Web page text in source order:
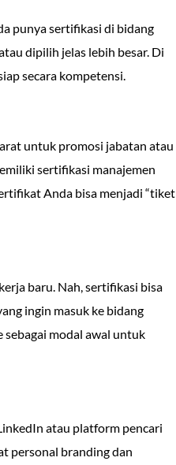
punya sertifikasi di bidang
dipilih jelas lebih besar. Di
secara kompetensi.
untuk promosi jabatan atau
sertifikasi manajemen
Anda bisa menjadi “tiket
baru. Nah, sertifikasi bisa
ingin masuk ke bidang
modal awal untuk
atau platform pencari
personal branding dan